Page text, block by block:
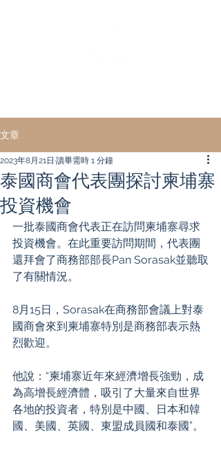
文章
泰國商會代表團探討柬埔寨
投資機會
2023年8月21日 讀畢需時 1 分鐘
一批泰國商會代表正在訪問柬埔寨尋求
投資機會。在此重要訪問期間，代表團
還拜會了商務部部長Pan Sorasak並聽取
了有關情況。
8月15日，Sorasak在商務部會議上對泰
國商會來到柬埔寨特別是商務部表示熱
烈歡迎。
他說：“柬埔寨近年來經濟增長強勁，成
為高增長經濟體，吸引了大量來自世界
各地的投資者，特別是中國、日本和韓
國、美國、英國、東盟成員國和泰國”。